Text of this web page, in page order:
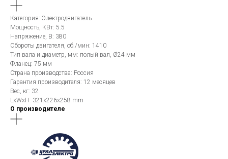
Категория: Электродвигатель
Мощность, КВт: 5.5
Напряжение, В: 380
Обороты двигателя, об./мин: 1410
Тип вала и диаметр, мм: полый вал, Ø24 мм
Фланец: 75 мм
Страна производства: Россия
Гарантия производителя: 12 месяцев
Вес, кг: 32
LxWxH: 321x226x258 mm
О производителе